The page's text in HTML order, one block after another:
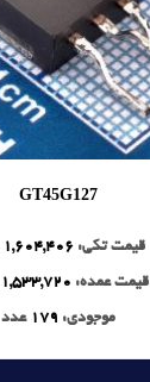
GT45G127
قیمت تکی: 1,604,406
قیمت عمده: 1,533,720
موجودی: 179 عدد